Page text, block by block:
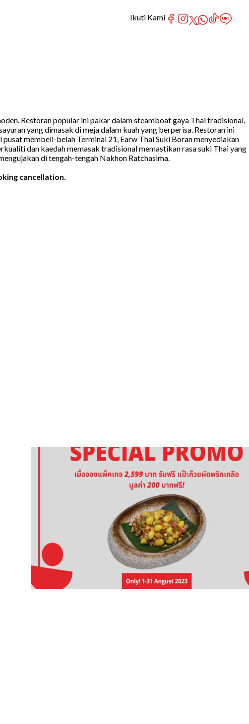
Restoran popular ini pakar dalam steamboat gaya Thai tradisional,
yang dimasak di meja dalam kuah yang berperisa. Restoran ini
membeli-belah Terminal 21, Earw Thai Suki Boran menyediakan
dan kaedah memasak tradisional memastikan rasa suki Thai yang
di tengah-tengah Nakhon Ratchasima.
cancellation.
Ikuti Kami